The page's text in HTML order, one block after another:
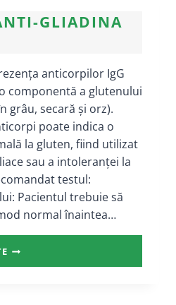
GLIADINA
anticorpilor IgG
componentă a glutenului
grâu, secară și orz).
poate indica o
la gluten, fiind utilizat
sau a intoleranței la
testul:
Pacientul trebuie să
normal înaintea…
ANTICORPI